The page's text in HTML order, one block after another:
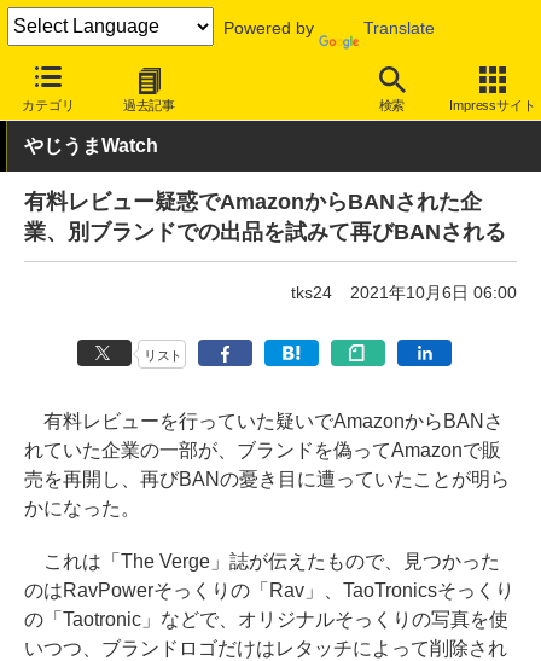
Powered by Translate
カテゴリ 過去記事 検索 Impressサイト
INTERNET Watch トピック
やじうまWatch
有料レビュー疑惑でAmazonからBANされた企
業、別ブランドでの出品を試みて再びBANされる
tks24 2021年10月6日 06:00
リスト
有料レビューを行っていた疑いでAmazonからBANさ
れていた企業の一部が、ブランドを偽ってAmazonで販
売を再開し、再びBANの憂き目に遭っていたことが明ら
かになった。
これは「The Verge」誌が伝えたもので、見つかった
のはRavPowerそっくりの「Rav」、TaoTronicsそっくり
の「Taotronic」などで、オリジナルそっくりの写真を使
いつつ、ブランドロゴだけはレタッチによって削除され